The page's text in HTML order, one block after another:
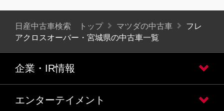
日産中古車検索 トップ マツダの中古車
フレ
アクロスオーバー・宮城県の中古車一覧
企業・IR情報
エンターテイメント